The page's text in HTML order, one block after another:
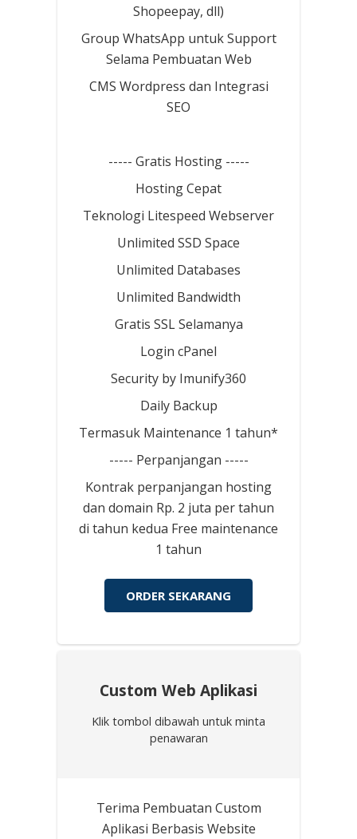
Shopeepay, dll)
Group WhatsApp untuk Support
Selama Pembuatan Web
CMS Wordpress dan Integrasi
SEO
----- Gratis Hosting -----
Hosting Cepat
Teknologi Litespeed Webserver
Unlimited SSD Space
Unlimited Databases
Unlimited Bandwidth
Gratis SSL Selamanya
Login cPanel
Security by Imunify360
Daily Backup
Termasuk Maintenance 1 tahun*
----- Perpanjangan -----
Kontrak perpanjangan hosting
dan domain Rp. 2 juta per tahun
di tahun kedua Free maintenance
1 tahun
ORDER SEKARANG
Custom Web Aplikasi
Klik tombol dibawah untuk minta
penawaran
Terima Pembuatan Custom
Aplikasi Berbasis Website